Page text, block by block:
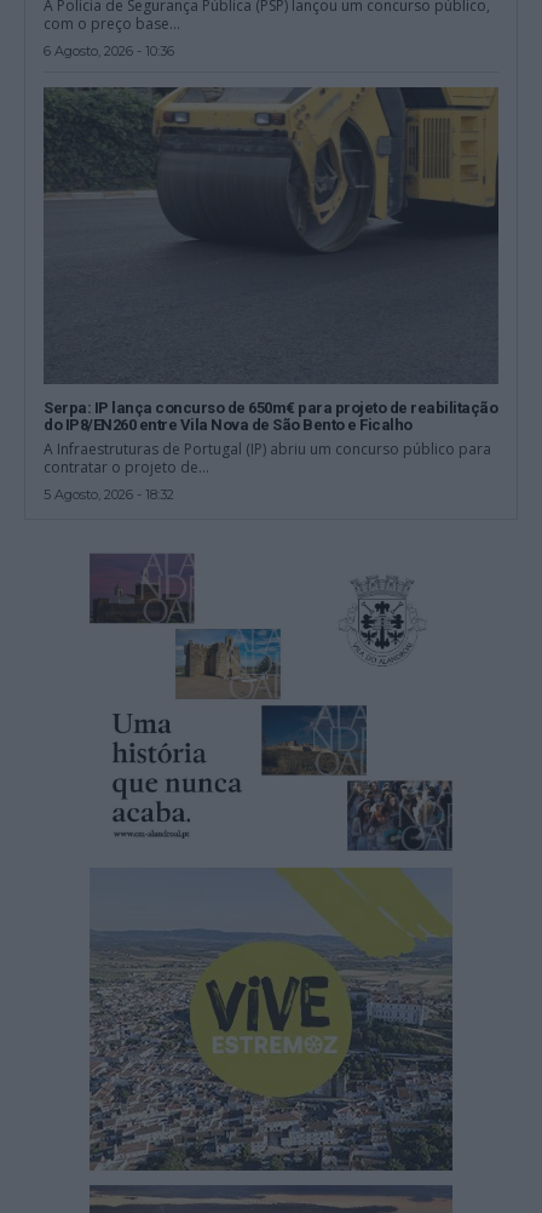
A Polícia de Segurança Pública (PSP) lançou um concurso público,
com o preço base...
6 Agosto, 2026 - 10:36
Serpa: IP lança concurso de 650m€ para projeto de reabilitação
do IP8/EN260 entre Vila Nova de São Bento e Ficalho
A Infraestruturas de Portugal (IP) abriu um concurso público para
contratar o projeto de...
5 Agosto, 2026 - 18:32